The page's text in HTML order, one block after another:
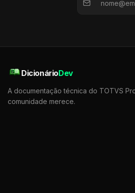
DicionárioDev
A documentação técnica do TOTVS
comunidade merece.